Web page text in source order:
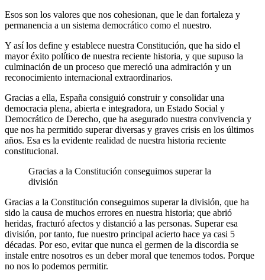
Esos son los valores que nos cohesionan, que le dan fortaleza y
permanencia a un sistema democrático como el nuestro.
Y así los define y establece nuestra Constitución, que ha sido el
mayor éxito político de nuestra reciente historia, y que supuso la
culminación de un proceso que mereció una admiración y un
reconocimiento internacional extraordinarios.
Gracias a ella, España consiguió construir y consolidar una
democracia plena, abierta e integradora, un Estado Social y
Democrático de Derecho, que ha asegurado nuestra convivencia y
que nos ha permitido superar diversas y graves crisis en los últimos
años. Esa es la evidente realidad de nuestra historia reciente
constitucional.
Gracias a la Constitución conseguimos superar la
división
Gracias a la Constitución conseguimos superar la división, que ha
sido la causa de muchos errores en nuestra historia; que abrió
heridas, fracturó afectos y distanció a las personas. Superar esa
división, por tanto, fue nuestro principal acierto hace ya casi 5
décadas. Por eso, evitar que nunca el germen de la discordia se
instale entre nosotros es un deber moral que tenemos todos. Porque
no nos lo podemos permitir.